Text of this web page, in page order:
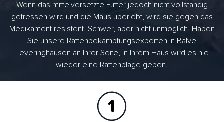
Wenn das mittelversetzte Futter jedoch nicht vollständig
gefressen wird und die Maus überlebt, wird sie gegen das
Medikament resistent. Schwer, aber nicht unmöglich. Haben
Sie unsere Rattenbekämpfungsexperten in Balve
Leveringhausen an Ihrer Seite, in Ihrem Haus wird es nie
wieder eine Rattenplage geben.